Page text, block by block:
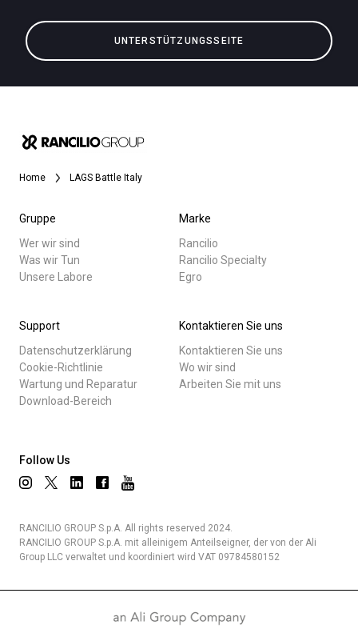
UNTERSTÜTZUNGSSEITE
Home LAGS Battle Italy
Gruppe
Wer wir sind
Was wir Tun
Unsere Labore
Marke
Rancilio
Rancilio Specialty
Egro
Support
Datenschutzerklärung
Cookie-Richtlinie
Wartung und Reparatur
Download-Bereich
Kontaktieren Sie uns
Kontaktieren Sie uns
Wo wir sind
Arbeiten Sie mit uns
Follow Us
RANCILIO GROUP S.p.A. All rights reserved 2024.
RANCILIO GROUP S.p.A. mit alleinigem Anteilseigner, der von der Ali
Group LLC verwaltet und koordiniert wird VAT 09784580152
Produkte
Nachrichten
Herunterladen